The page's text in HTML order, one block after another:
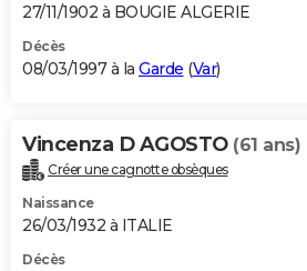
27/11/1902 à BOUGIE ALGERIE
Décès
08/03/1997 à la Garde (Var)
Vincenza D AGOSTO (61 ans)
Créer une cagnotte obsèques
Naissance
26/03/1932 à ITALIE
Décès